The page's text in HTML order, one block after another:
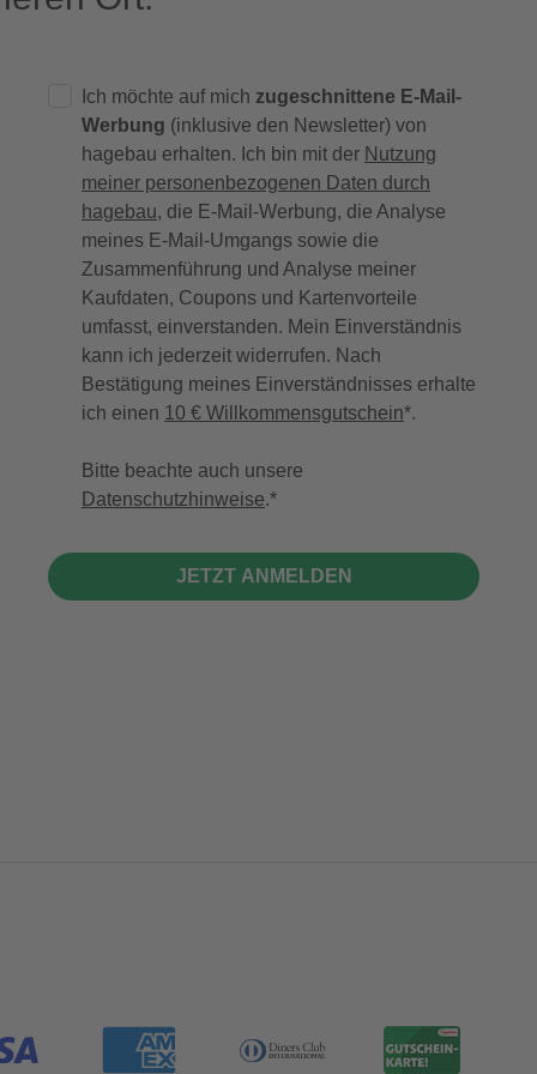
Ich möchte auf mich zugeschnittene E-Mail-
Werbung (inklusive den Newsletter) von
hagebau erhalten. Ich bin mit der Nutzung
meiner personenbezogenen Daten durch
hagebau, die E-Mail-Werbung, die Analyse
meines E-Mail-Umgangs sowie die
Zusammenführung und Analyse meiner
Kaufdaten, Coupons und Kartenvorteile
umfasst, einverstanden. Mein Einverständnis
kann ich jederzeit widerrufen. Nach
Bestätigung meines Einverständnisses erhalte
ich einen 10 € Willkommensgutschein*.
Bitte beachte auch unsere
Datenschutzhinweise.
JETZT ANMELDEN